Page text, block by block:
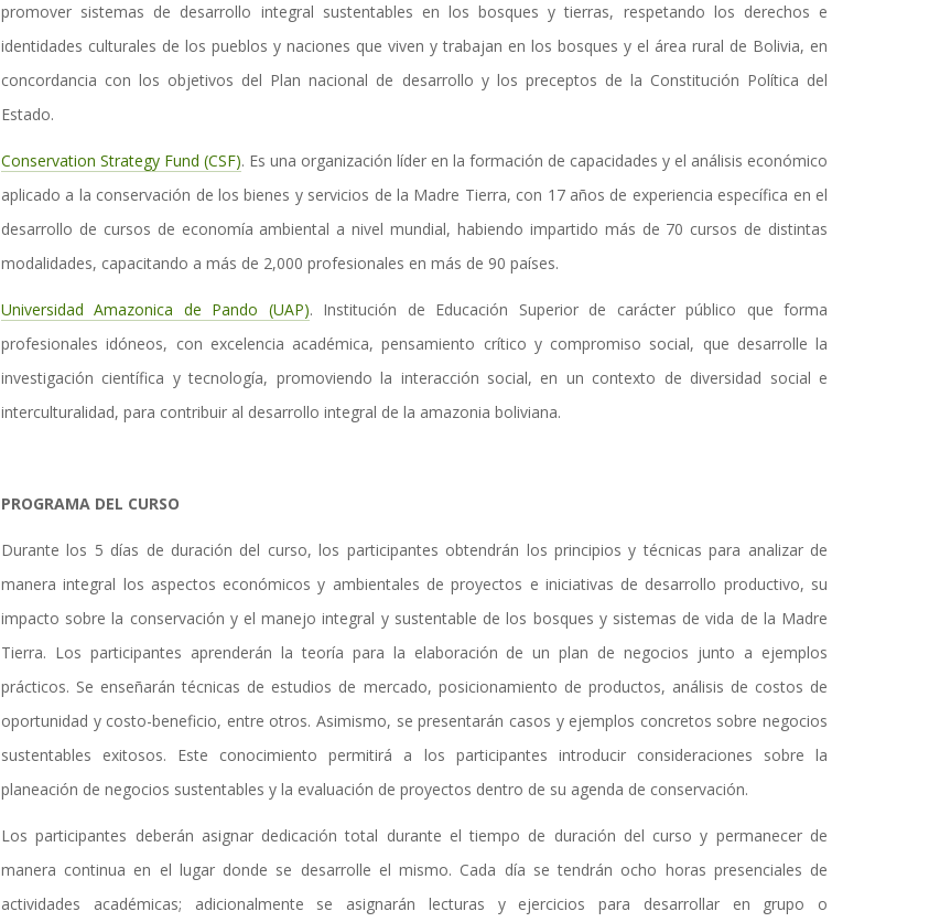
promover sistemas de desarrollo integral sustentables en los bosques y tierras, respetando los derechos e
identidades culturales de los pueblos y naciones que viven y trabajan en los bosques y el área rural de Bolivia, en
concordancia con los objetivos del Plan nacional de desarrollo y los preceptos de la Constitución Política del
Estado.
Conservation Strategy Fund (CSF). Es una organización líder en la formación de capacidades y el análisis económico
aplicado a la conservación de los bienes y servicios de la Madre Tierra, con 17 años de experiencia específica en el
desarrollo de cursos de economía ambiental a nivel mundial, habiendo impartido más de 70 cursos de distintas
modalidades, capacitando a más de 2,000 profesionales en más de 90 países.
Universidad Amazonica de Pando (UAP). Institución de Educación Superior de carácter público que forma
profesionales idóneos, con excelencia académica, pensamiento crítico y compromiso social, que desarrolle la
investigación científica y tecnología, promoviendo la interacción social, en un contexto de diversidad social e
interculturalidad, para contribuir al desarrollo integral de la amazonia boliviana.
PROGRAMA DEL CURSO
Durante los 5 días de duración del curso, los participantes obtendrán los principios y técnicas para analizar de
manera integral los aspectos económicos y ambientales de proyectos e iniciativas de desarrollo productivo, su
impacto sobre la conservación y el manejo integral y sustentable de los bosques y sistemas de vida de la Madre
Tierra. Los participantes aprenderán la teoría para la elaboración de un plan de negocios junto a ejemplos
prácticos. Se enseñarán técnicas de estudios de mercado, posicionamiento de productos, análisis de costos de
oportunidad y costo-beneficio, entre otros. Asimismo, se presentarán casos y ejemplos concretos sobre negocios
sustentables exitosos. Este conocimiento permitirá a los participantes introducir consideraciones sobre la
planeación de negocios sustentables y la evaluación de proyectos dentro de su agenda de conservación.
Los participantes deberán asignar dedicación total durante el tiempo de duración del curso y permanecer de
manera continua en el lugar donde se desarrolle el mismo. Cada día se tendrán ocho horas presenciales de
actividades académicas; adicionalmente se asignarán lecturas y ejercicios para desarrollar en grupo o